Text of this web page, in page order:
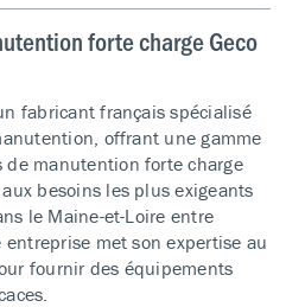
forte charge Geco
fabricant français spécialisé
offrant une gamme
de manutention forte charge
besoins les plus exigeants
le Maine-et-Loire entre
met son expertise au
fournir des équipements